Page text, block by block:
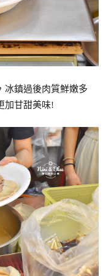
冰鎮過後肉質鮮嫩多
加甘甜美味!